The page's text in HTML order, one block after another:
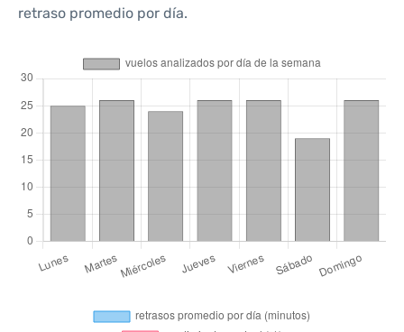
retraso promedio por día.